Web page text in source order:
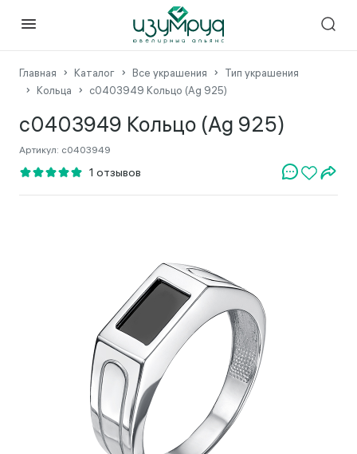
Главная Каталог Все украшения
Тип украшения
Кольца
с0403949 Кольцо (Ag 925)
с0403949 Кольцо (Ag 925)
Артикул: с0403949